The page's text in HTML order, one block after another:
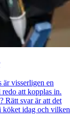
är visserligen en
att kopplas in.
Rätt svar är att det
köket idag och vilken